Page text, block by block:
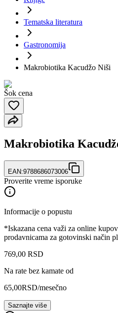
Tematska literatura
Gastronomija
Makrobiotika Kacudžo Niši
Šok cena
Makrobiotika
EAN:9788686073006
Proverite vreme isporuke
Informacije o popustu
*Iskazana cena važi za online
prodavnicama za gotovinski način
769,00 RSD
Na rate bez kamate od
65,00RSD/mesečno
Saznajte više